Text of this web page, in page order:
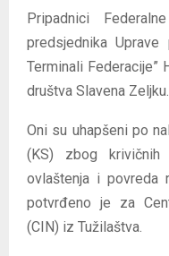
Pripadnici
predsjednika Uprave
Terminali Federacije”
društva Slavena Zeljku.
Oni su uhapšeni po
(KS) zbog krivičnih
ovlaštenja i povreda
potvrđeno je za
(CIN) iz Tužilaštva.